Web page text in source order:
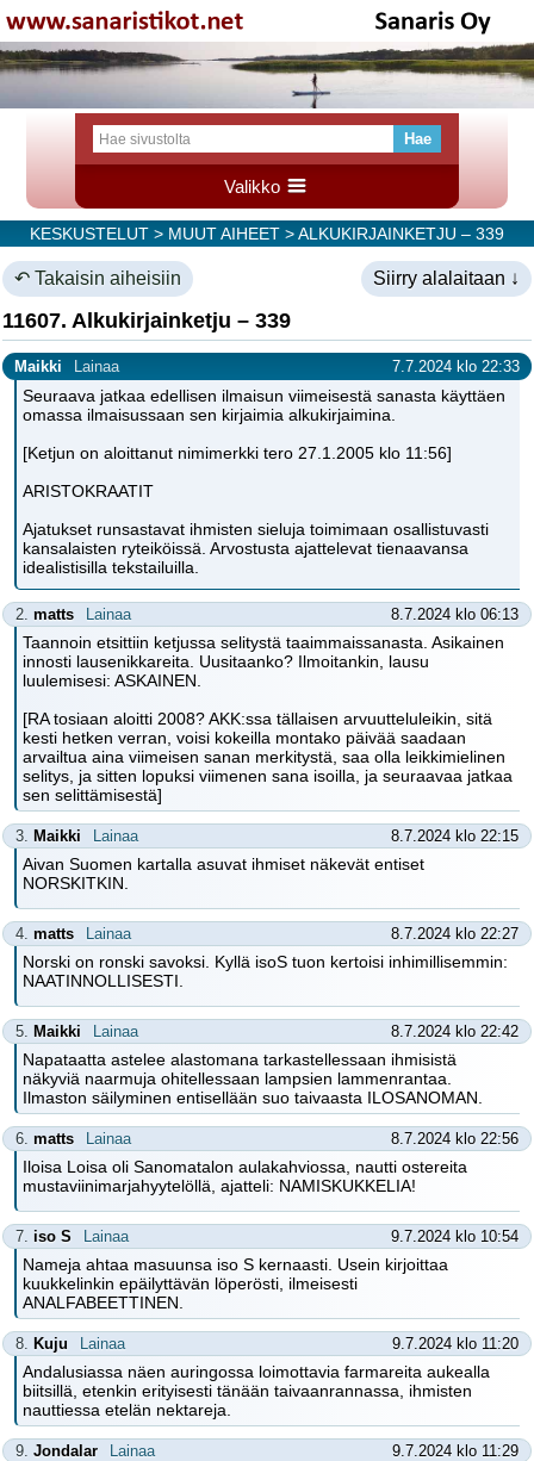
Valikko
KESKUSTELUT > MUUT AIHEET > ALKUKIRJAINKETJU – 339
↶ Takaisin aiheisiin Siirry alalaitaan ↓
11607. Alkukirjainketju – 339
Maikki Lainaa 7.7.2024 klo 22:33
Seuraava jatkaa edellisen ilmaisun viimeisestä sanasta käyttäen
omassa ilmaisussaan sen kirjaimia alkukirjaimina.
[Ketjun on aloittanut nimimerkki tero 27.1.2005 klo 11:56]
ARISTOKRAATIT
Ajatukset runsastavat ihmisten sieluja toimimaan osallistuvasti
kansalaisten ryteiköissä. Arvostusta ajattelevat tienaavansa
idealistisilla tekstailuilla.
2. matts Lainaa 8.7.2024 klo 06:13
Taannoin etsittiin ketjussa selitystä taaimmaissanasta. Asikainen
innosti lausenikkareita. Uusitaanko? Ilmoitankin, lausu
luulemisesi: ASKAINEN.
[RA tosiaan aloitti 2008? AKK:ssa tällaisen arvuutteluleikin, sitä
kesti hetken verran, voisi kokeilla montako päivää saadaan
arvailtua aina viimeisen sanan merkitystä, saa olla leikkimielinen
selitys, ja sitten lopuksi viimenen sana isoilla, ja seuraavaa jatkaa
sen selittämisestä]
3. Maikki Lainaa 8.7.2024 klo 22:15
Aivan Suomen kartalla asuvat ihmiset näkevät entiset
NORSKITKIN.
4. matts Lainaa 8.7.2024 klo 22:27
Norski on ronski savoksi. Kyllä isoS tuon kertoisi inhimillisemmin:
NAATINNOLLISESTI.
5. Maikki Lainaa 8.7.2024 klo 22:42
Napataatta astelee alastomana tarkastellessaan ihmisistä
näkyviä naarmuja ohitellessaan lampsien lammenrantaa.
Ilmaston säilyminen entisellään suo taivaasta ILOSANOMAN.
6. matts Lainaa 8.7.2024 klo 22:56
Iloisa Loisa oli Sanomatalon aulakahviossa, nautti ostereita
mustaviinimarjahyytelöllä, ajatteli: NAMISKUKKELIA!
7. iso S Lainaa 9.7.2024 klo 10:54
Nameja ahtaa masuunsa iso S kernaasti. Usein kirjoittaa
kuukkelinkin epäilyttävän löperösti, ilmeisesti
ANALFABEETTINEN.
8. Kuju Lainaa 9.7.2024 klo 11:20
Andalusiassa näen auringossa loimottavia farmareita aukealla
biitsillä, etenkin erityisesti tänään taivaanrannassa, ihmisten
nauttiessa etelän nektareja.
9. Jondalar Lainaa 9.7.2024 klo 11:29